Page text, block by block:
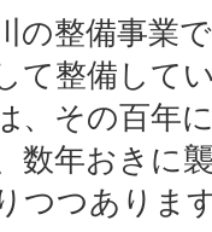
の整備事業
て整備して
、その百年
数年おきに
つつありま